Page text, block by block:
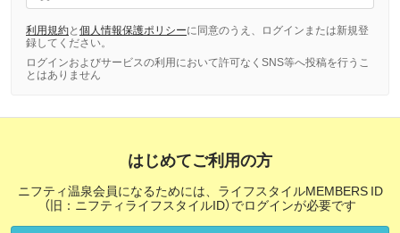
利用規約と個人情報保護ポリシーに同意のうえ、ログインまたは新規登
録してください。
ログインおよびサービスの利用において許可なくSNS等へ投稿を行うこ
とはありません
はじめてご利用の方
ニフティ温泉会員になるためには、ライフスタイルMEMBERS ID
（旧：ニフティライフスタイルID）でログインが必要です